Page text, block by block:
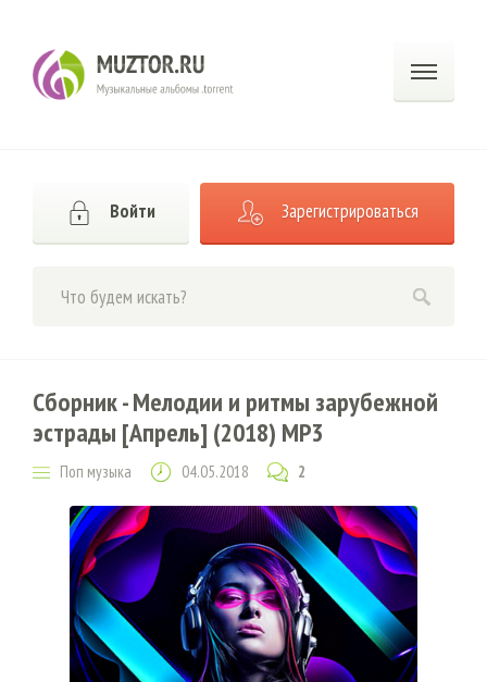
Войти Зарегистрироваться
Сборник - Мелодии и ритмы зарубежной
эстрады [Апрель] (2018) MP3
Поп музыка 04.05.2018 2